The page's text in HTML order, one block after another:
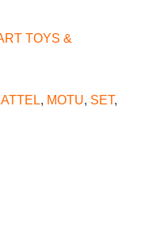
TOYS &
, MOTU, SET,